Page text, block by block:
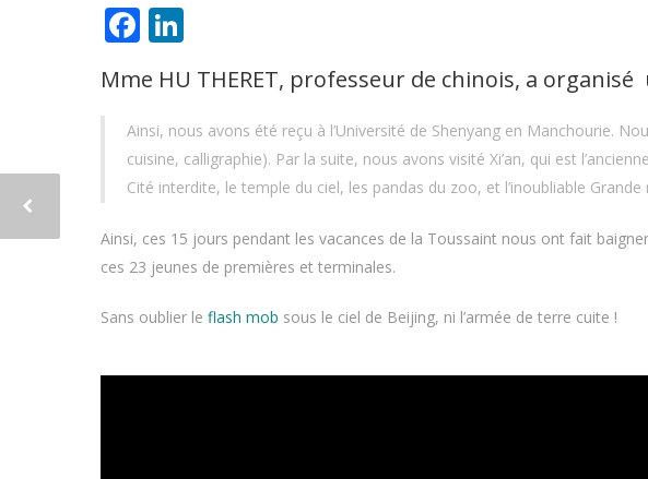
Facebook
Mme HU THERET, professeur de chinois, a
Ainsi, nous avons été reçu à l’Université de Shenyang en Manchourie.
cuisine, calligraphie). Par la suite, nous avons visité Xi’an, qui est
Cité interdite, le temple du ciel, les pandas du zoo, et l’inoubliable Grande
Ainsi, ces 15 jours pendant les vacances de la Toussaint nous ont fait
ces 23 jeunes de premières et terminales.
Sans oublier le flash mob sous le ciel de Beijing, ni l’armée de terre cuite !